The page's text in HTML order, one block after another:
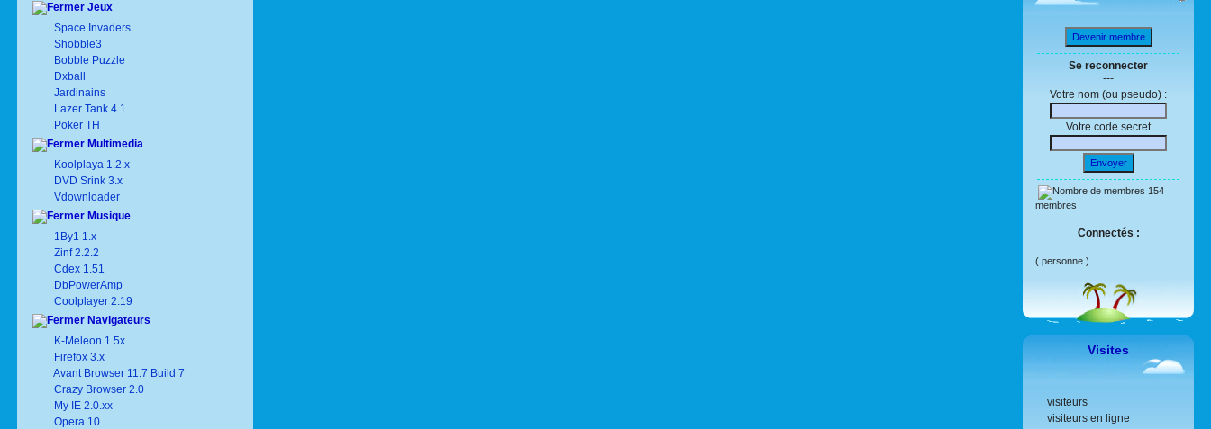
Jeux
Space Invaders
Shobble3
Bobble Puzzle
Dxball
Jardinains
Lazer Tank 4.1
Poker TH
Multimedia
Koolplaya 1.2.x
DVD Srink 3.x
Vdownloader
Musique
1By1 1.x
Zinf 2.2.2
Cdex 1.51
DbPowerAmp
Coolplayer 2.19
Navigateurs
K-Meleon 1.5x
Firefox 3.x
Avant Browser 11.7 Build 7
Crazy Browser 2.0
My IE 2.0.xx
Opera 10
Devenir membre
Se reconnecter
---
Votre nom (ou pseudo) :
Votre code secret
Envoyer
154
membres
Connectés :
( personne )
Visites
visiteurs
visiteurs en ligne